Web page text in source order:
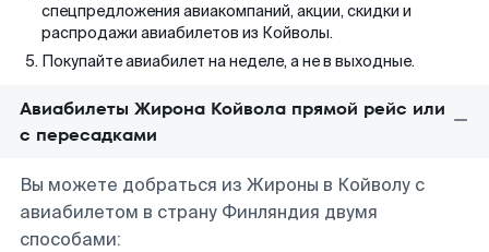
спецпредложения авиакомпаний, акции, скидки и
распродажи авиабилетов из Койволы.
Покупайте авиабилет на неделе, а не в выходные.
Авиабилеты Жирона Койвола прямой рейс или
с пересадками
Вы можете добраться из Жироны в Койволу с
авиабилетом в страну Финляндия двумя
способами: